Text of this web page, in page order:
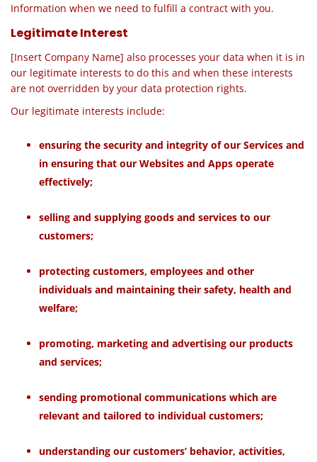
Information when we need to fulfill a contract with you.
Legitimate Interest
[Insert Company Name] also processes your data when it is in
our legitimate interests to do this and when these interests
are not overridden by your data protection rights.
Our legitimate interests include:
ensuring the security and integrity of our Services and
in ensuring that our Websites and Apps operate
effectively;
selling and supplying goods and services to our
customers;
protecting customers, employees and other
individuals and maintaining their safety, health and
welfare;
promoting, marketing and advertising our products
and services;
sending promotional communications which are
relevant and tailored to individual customers;
understanding our customers’ behavior, activities,